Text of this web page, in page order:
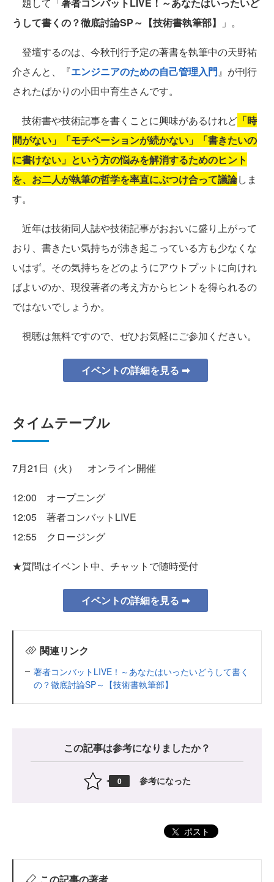
うして書くの？徹底討論SP～【技術書執筆部】
」。
登壇するのは、今秋刊行予定の著書を執筆中の天野祐
介さんと、『エンジニアのための自己管理入門 』が刊行
されたばかりの小田中育生さんです。
技術書や技術記事を書くことに興味があるけれど 「時
間がない」「モチベーションが続かない」「書きたいの
に書けない」という方の悩みを解消するためのヒント
を、お二人が執筆の哲学を率直にぶつけ合って議論しま
す。
近年は技術同人誌や技術記事がおおいに盛り上がって
おり、書きたい気持ちが沸き起こっている方も少なくな
いはず。その気持ちをどのようにアウトプットに向けれ
ばよいのか、現役著者の考え方からヒントを得られるの
ではないでしょうか。
視聴は無料ですので、ぜひお気軽にご参加ください。
イベントの詳細を見る ➡
タイムテーブル
7月21日（火） オンライン開催
12:00 オープニング
12:05 著者コンバットLIVE
12:55 クロージング
★質問はイベント中、チャットで随時受付
イベントの詳細を見る ➡
関連リンク
著者コンバットLIVE！～あなたはいったいどうして書く
の？徹底討論SP～【技術書執筆部】
この記事は参考になりましたか？
0 参考になった
ポスト
この記事の著者